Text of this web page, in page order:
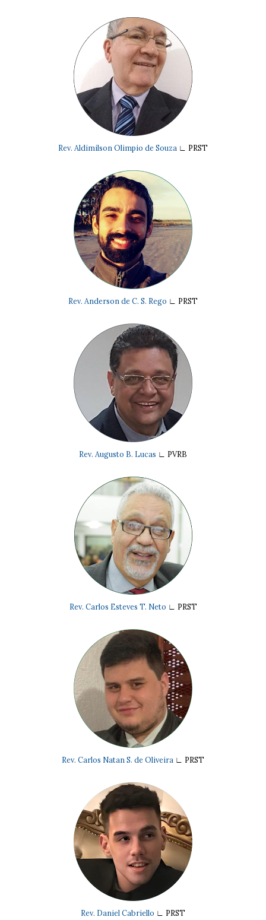
Rev. Aldimilson Olimpio de Souza ∟ PRST
Rev. Anderson de C. S. Rego ∟ PRST
Rev. Augusto B. Lucas ∟ PVRB
Rev. Carlos Esteves T. Neto ∟ PRST
Rev. Carlos Natan S. de Oliveira ∟ PRST
Rev. Daniel Cabriello ∟ PRST